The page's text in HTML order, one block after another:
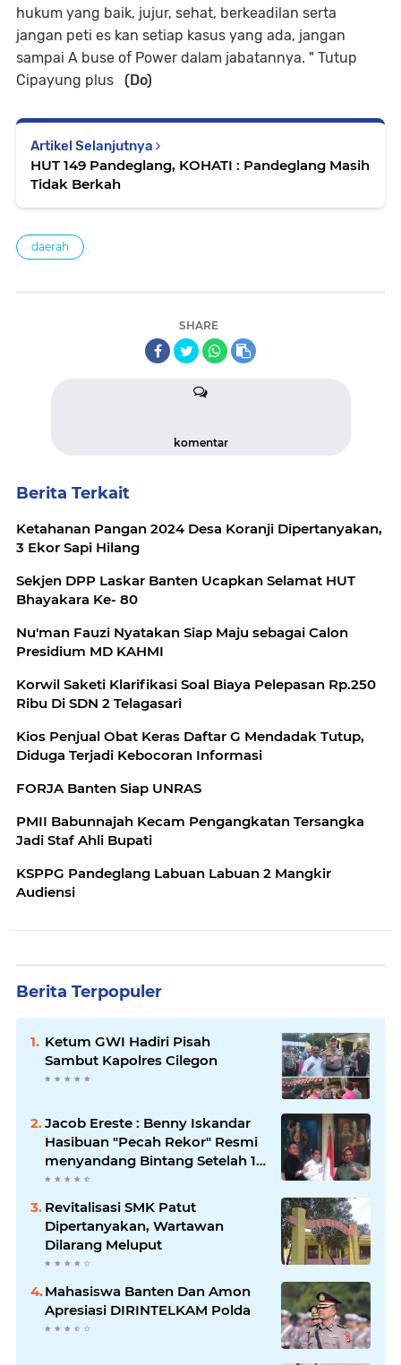
hukum yang baik, jujur, sehat, berkeadilan serta
jangan peti es kan setiap kasus yang ada, jangan
sampai A buse of Power dalam jabatannya. " Tutup
Cipayung plus
(Do)
Artikel Selanjutnya
HUT 149 Pandeglang, KOHATI : Pandeglang Masih
Tidak Berkah
daerah
SHARE
komentar
Berita Terkait
Ketahanan Pangan 2024 Desa Koranji Dipertanyakan,
3 Ekor Sapi Hilang
Sekjen DPP Laskar Banten Ucapkan Selamat HUT
Bhayakara Ke- 80
Nu'man Fauzi Nyatakan Siap Maju sebagai Calon
Presidium MD KAHMI
Korwil Saketi Klarifikasi Soal Biaya Pelepasan Rp.250
Ribu Di SDN 2 Telagasari
Kios Penjual Obat Keras Daftar G Mendadak Tutup,
Diduga Terjadi Kebocoran Informasi
FORJA Banten Siap UNRAS
PMII Babunnajah Kecam Pengangkatan Tersangka
Jadi Staf Ahli Bupati
KSPPG Pandeglang Labuan Labuan 2 Mangkir
Audiensi
Berita Terpopuler
Ketum GWI Hadiri Pisah
Sambut Kapolres Cilegon
Jacob Ereste : Benny Iskandar
Hasibuan "Pecah Rekor" Resmi
menyandang Bintang Setelah 14
Tahun Ngejokrok Berpangjat
Kombes
Revitalisasi SMK Patut
Dipertanyakan, Wartawan
Dilarang Meluput
Mahasiswa Banten Dan Amon
Apresiasi DIRINTELKAM Polda